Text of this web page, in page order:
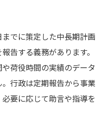
でに策定した中長期計画
告する義務があります。
荷役時間の実績のデータ
行政は定期報告から事業
要に応じて助言や指導を